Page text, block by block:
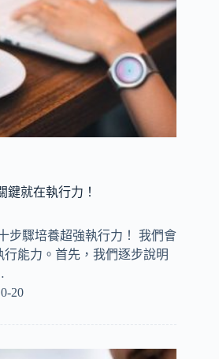
鍵就在執行力！
步驟培養超強執行力！ 我們會
能力。首先，我們逐步說明
20